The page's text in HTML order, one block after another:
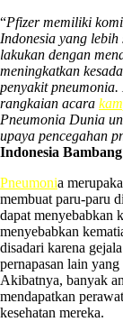
“Pfizer memiliki
Indonesia yang
lakukan dengan
meningkatkan
penyakit
rangkaian acara
Pneumonia Dunia
upaya pencegahan
Indonesia
Pneumonia
membuat paru-paru
dapat menyebabkan
menyebabkan
disadari karena
pernapasan lain
Akibatnya, banyak
mendapatkan
kesehatan mereka.